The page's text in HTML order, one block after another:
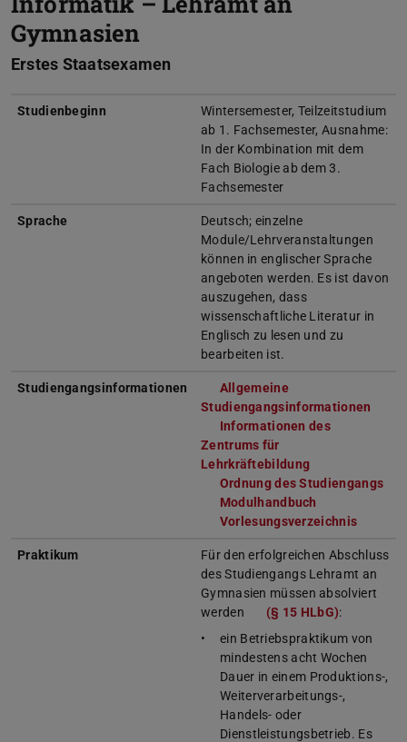
Gymnasien
Erstes Staatsexamen
Studienbeginn
Wintersemester, Teilzeitstudium
ab 1. Fachsemester, Ausnahme:
In der Kombination mit dem
Fach Biologie ab dem 3.
Fachsemester
Sprache
Deutsch; einzelne
Module/Lehrveranstaltungen
können in englischer Sprache
angeboten werden. Es ist davon
auszugehen, dass
wissenschaftliche Literatur in
Englisch zu lesen und zu
bearbeiten ist.
Studiengangsinformationen
Allgemeine
Studiengangsinformationen
Informationen des
Zentrums für
Lehrkräftebildung
Ordnung des Studiengangs
Modulhandbuch
Vorlesungsverzeichnis
Praktikum
Für den erfolgreichen Abschluss
des Studiengangs Lehramt an
Gymnasien müssen absolviert
werden
(§ 15 HLbG)(wird in
:
ein Betriebspraktikum von
mindestens acht Wochen
Dauer in einem Produktions-,
Weiterverarbeitungs-,
Handels- oder
Dienstleistungsbetrieb. Es